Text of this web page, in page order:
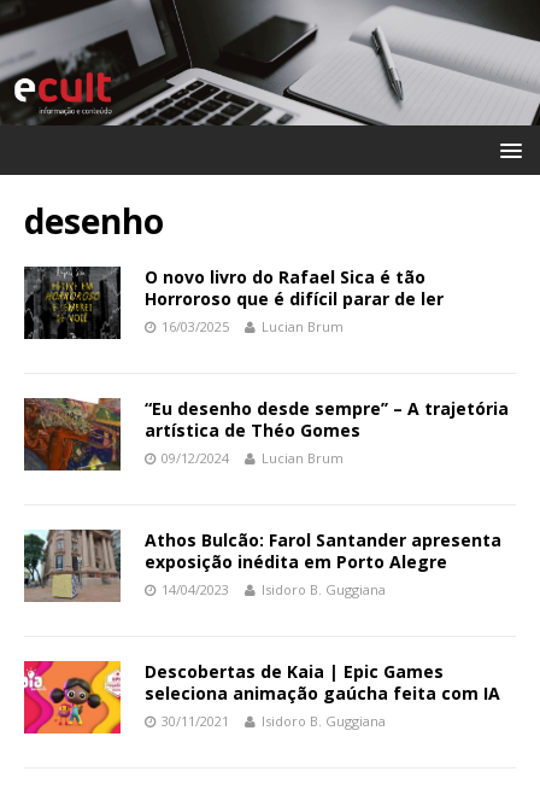
desenho
O novo livro do Rafael Sica é tão
Horroroso que é difícil parar de ler
16/03/2025 Lucian Brum
“Eu desenho desde sempre’’ – A trajetória
artística de Théo Gomes
09/12/2024 Lucian Brum
Athos Bulcão: Farol Santander apresenta
exposição inédita em Porto Alegre
14/04/2023 Isidoro B. Guggiana
Descobertas de Kaia | Epic Games
seleciona animação gaúcha feita com IA
30/11/2021 Isidoro B. Guggiana